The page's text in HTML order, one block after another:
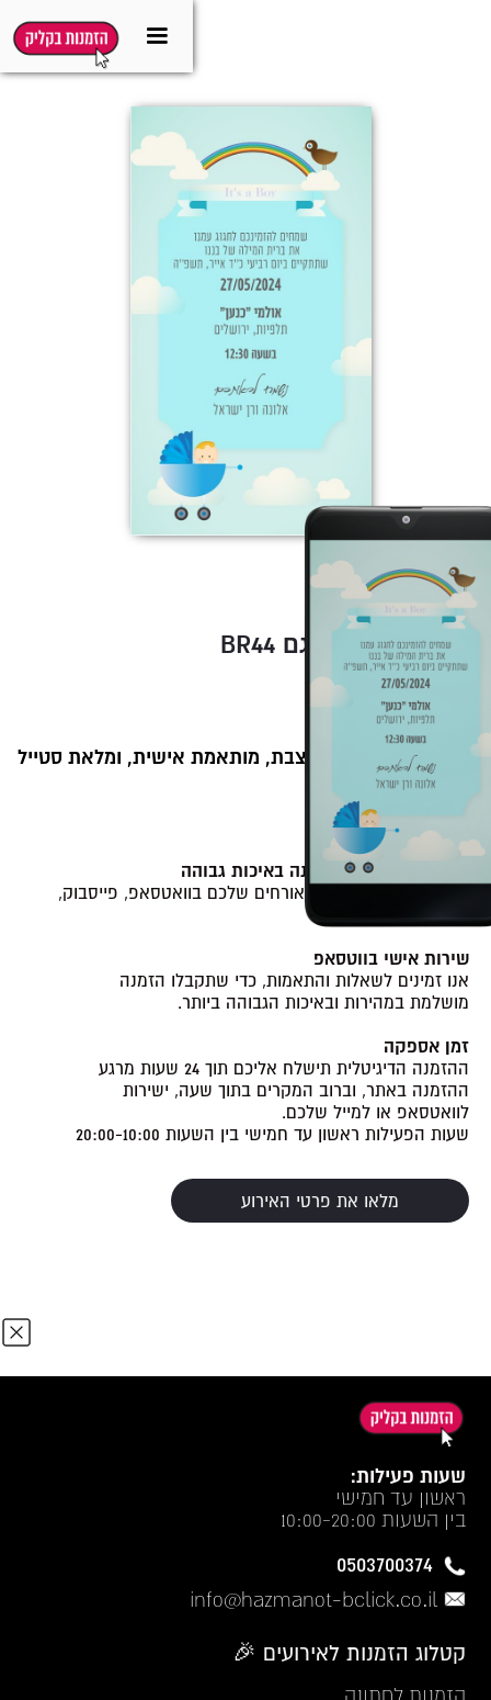
BR44 הזמנה לברית דגם
סגנון מאויר מודרני
₪89
109
הזמנה דיגיטלית מעוצבת, מותאמת אישית, ומלאת סטייל
ההזמנה כוללת:
קובץ תמונה של ההזמנה באיכות גבוהה
לשיתוף קל ומהיר עם האורחים שלכם בוואטסאפ, פייסבוק,
שירות אישי בווטסאפ
אנו זמינים לשאלות והתאמות, כדי שתקבלו הזמנה
מושלמת במהירות ובאיכות הגבוהה ביותר.
זמן אספקה
ההזמנה הדיגיטלית תישלח אליכם תוך 24 שעות מרגע
ההזמנה באתר, וברוב המקרים בתוך שעה, ישירות
לוואטסאפ או למייל שלכם.
שעות הפעילות ראשון עד חמישי בין השעות 20:00-10:00
מלאו את פרטי האירוע
שעות פעילות:
ראשון עד חמישי
בין השעות 10:00-20:00
0503700374
info@hazmanot-bclick.co.il
קטלוג הזמנות לאירועים 🎉
הזמנות לחתונה